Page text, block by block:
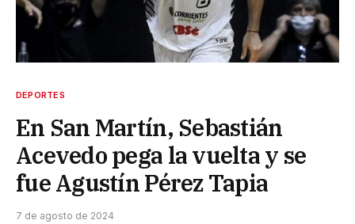
DEPORTES
En San Martín, Sebastián
Acevedo pega la vuelta y se
fue Agustín Pérez Tapia
7 de agosto de 2024